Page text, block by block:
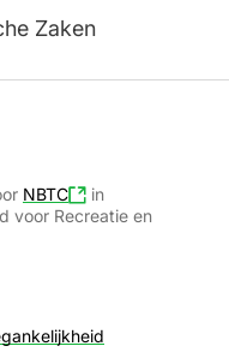
Zaken
NBTC
in
voor Recreatie en